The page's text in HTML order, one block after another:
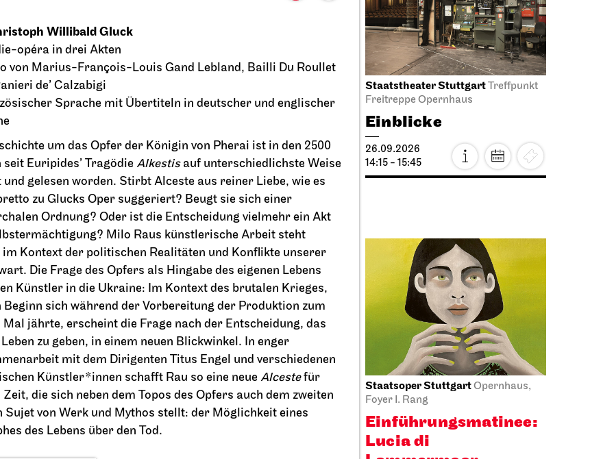
Willibald Gluck
opéra in drei Akten
von Marius-François-Louis Gand Lebland, Bailli Du Roullet
de’ Calzabigi
Sprache mit Übertiteln in deutscher und englischer
um das Opfer der Königin von Pherai ist in den 2500
seit Euripides’ Tragödie Alkestis auf unterschiedlichste Weise
und gelesen worden. Stirbt Alceste aus reiner Liebe, wie es
zu Glucks Oper suggeriert? Beugt sie sich einer
Ordnung? Oder ist die Entscheidung vielmehr ein Akt
Milo Raus künstlerische Arbeit steht
Kontext der politischen Realitäten und Konflikte unserer
Die Frage des Opfers als Hingabe des eigenen Lebens
Künstler in die Ukraine: Im Kontext des brutalen Krieges,
Beginn sich während der Vorbereitung der Produktion zum
Mal jährte, erscheint die Frage nach der Entscheidung, das
zu geben, in einem neuen Blickwinkel. In enger
mit dem Dirigenten Titus Engel und verschiedenen
Künstler*innen schafft Rau so eine neue Alcestefür
Zeit, die sich neben dem Topos des Opfers auch dem zweiten
Sujet von Werk und Mythos stellt: der Möglichkeit eines
des Lebens über den Tod.
Sommer! Onegin
19:00 - 21:30
Staatstheater StuttgartTreffpunkt
Freitreppe Opernhaus
Einblicke
26.09.2026
14:15 - 15:45
So, 27.09.2026
Tee&Techno
Staatsoper StuttgartOpernhaus,
Foyer I. Rang
Einführungs­matinee:
Lucia di